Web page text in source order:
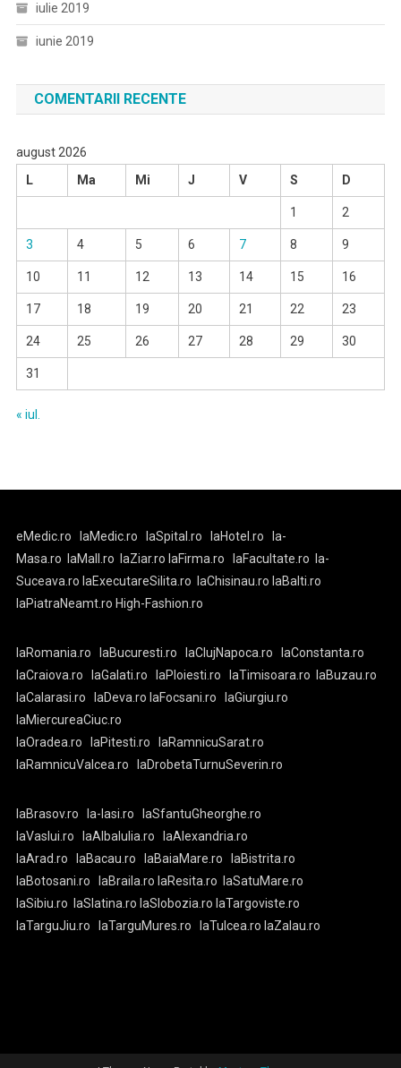
iulie 2019
iunie 2019
COMENTARII RECENTE
august 2026
L
Ma Mi J V S D
1 2
3 4 5 6 7 8 9
10 11 12 13 14 15 16
17 18 19 20 21 22 23
24 25 26 27 28 29 30
31
« iul.
eMedic.ro laMedic.ro laSpital.ro laHotel.ro
la-
Masa.ro
laMall.ro laZiar.ro laFirma.ro laFacultate.ro
la-
Suceava.ro laExecutareSilita.ro laChisinau.ro laBalti.ro
laPiatraNeamt.ro High-Fashion.ro
laRomania.ro laBucuresti.ro laClujNapoca.ro
laConstanta.ro
laCraiova.ro
laGalati.ro laPloiesti.ro laTimisoara.ro
laBuzau.ro
laCalarasi.ro
laDeva.ro laFocsani.ro
laGiurgiu.ro
laMiercureaCiuc.ro
laOradea.ro
laPitesti.ro
laRamnicuSarat.ro
laRamnicuValcea.ro
laDrobetaTurnuSeverin.ro
laBrasov.ro la-Iasi.ro
laSfantuGheorghe.ro
laVaslui.ro
laAlbaIulia.ro
laAlexandria.ro
laArad.ro
laBacau.ro laBaiaMare.ro
laBistrita.ro
laBotosani.ro
laBraila.ro laResita.ro
laSatuMare.ro
laSibiu.ro
laSlatina.ro laSlobozia.ro laTargoviste.ro
laTarguJiu.ro
laTarguMures.ro laTulcea.ro laZalau.ro